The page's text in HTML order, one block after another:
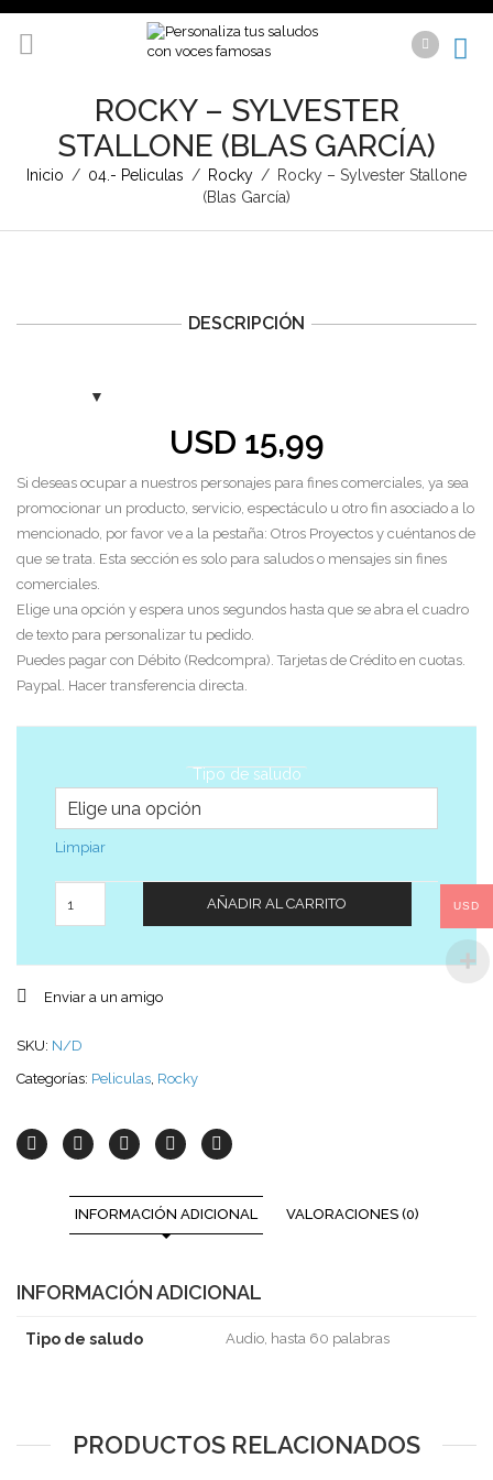
ROCKY – SYLVESTER
STALLONE (BLAS GARCÍA)
Inicio / 04.- Peliculas / Rocky / Rocky – Sylvester Stallone
(Blas García)
DESCRIPCIÓN
USD 15,99
Si deseas ocupar a nuestros personajes para fines comerciales, ya sea
promocionar un producto, servicio, espectáculo u otro fin asociado a lo
mencionado, por favor ve a la pestaña: Otros Proyectos y cuéntanos de
que se trata. Esta sección es solo para saludos o mensajes sin fines
comerciales.
Elige una opción y espera unos segundos hasta que se abra el cuadro
de texto para personalizar tu pedido.
Puedes pagar con Débito (Redcompra). Tarjetas de Crédito en cuotas.
Paypal. Hacer transferencia directa.
Tipo de saludo
Limpiar
AÑADIR AL CARRITO
Enviar a un amigo
SKU: N/D
Categorías: Peliculas, Rocky
INFORMACIÓN ADICIONAL VALORACIONES (0)
INFORMACIÓN ADICIONAL
Tipo de saludo Audio, hasta 60 palabras
PRODUCTOS RELACIONADOS
USD